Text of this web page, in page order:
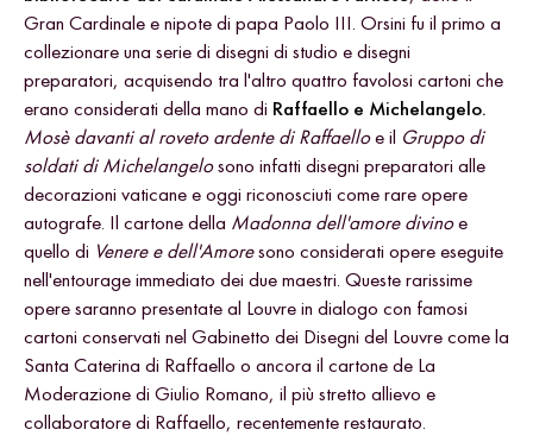
Gran Cardinale e nipote di papa Paolo III. Orsini fu il primo a
collezionare una serie di disegni di studio e disegni
preparatori, acquisendo tra l'altro quattro favolosi cartoni che
erano considerati della mano di Raffaello e Michelangelo.
Mosè davanti al roveto ardente di Raffaelloe il Gruppo di
soldati di Michelangelosono infatti disegni preparatori alle
decorazioni vaticane e oggi riconosciuti come rare opere
autografe. Il cartone della Madonna dell'amore divinoe
quello di Venere e dell'Amoresono considerati opere eseguite
nell'entourage immediato dei due maestri. Queste rarissime
opere saranno presentate al Louvre in dialogo con famosi
cartoni conservati nel Gabinetto dei Disegni del Louvre come la
Santa Caterina di Raffaello o ancora il cartone de La
Moderazione di Giulio Romano, il più stretto allievo e
collaboratore di Raffaello, recentemente restaurato.